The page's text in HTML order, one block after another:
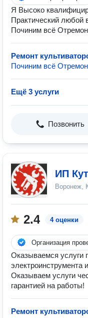
Я Высоко
Практический любой
Починим всё
Ремонт
Починим всё
Ещё 3 услуги
Позвонить
ИП
Воронеж,
2.4 4 оценки
Организация
Оказываемся услуги
электроинструмента
Оказываем услуги
гарантией на работы!
Ремонт